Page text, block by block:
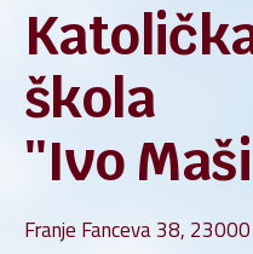
škola
''Ivo
Franje Fanceva 38,